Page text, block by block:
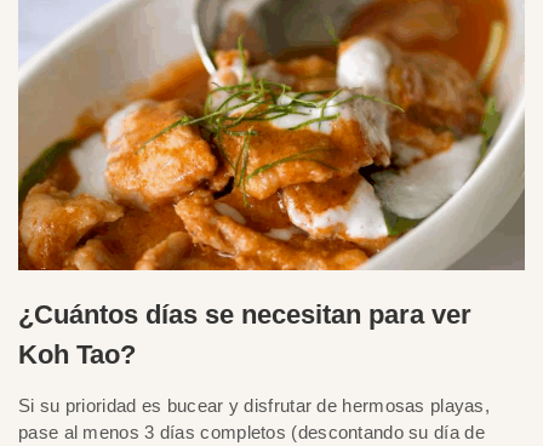
¿Cuántos días se necesitan para ver
Koh Tao?
Si su prioridad es bucear y disfrutar de hermosas playas,
pase al menos 3 días completos (descontando su día de